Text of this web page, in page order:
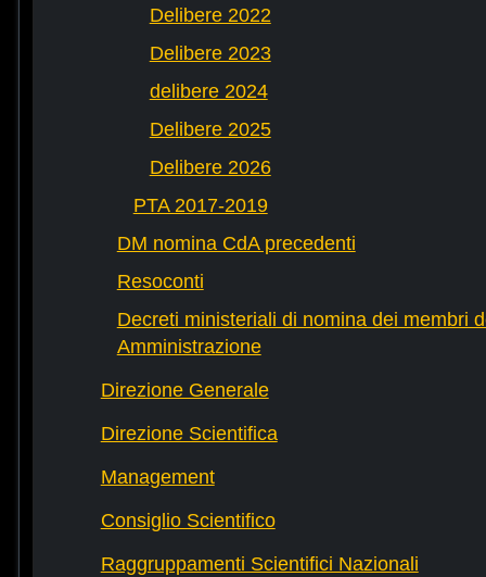
Delibere 2022
Delibere 2023
delibere 2024
Delibere 2025
Delibere 2026
PTA 2017-2019
DM nomina CdA precedenti
Resoconti
Decreti ministeriali di nomina dei membri
Amministrazione
Direzione Generale
Direzione Scientifica
Management
Consiglio Scientifico
Raggruppamenti Scientifici Nazionali